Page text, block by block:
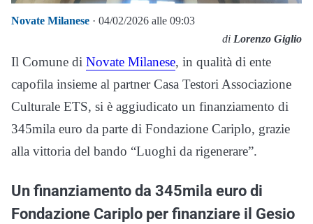
Novate Milanese · 04/02/2026 alle 09:03
di Lorenzo Giglio
Il Comune di Novate Milanese, in qualità di ente
capofila insieme al partner Casa Testori Associazione
Culturale ETS, si è aggiudicato un finanziamento di
345mila euro da parte di Fondazione Cariplo, grazie
alla vittoria del bando “Luoghi da rigenerare”.
Un finanziamento da 345mila euro di
Fondazione Cariplo per finanziare il Gesio